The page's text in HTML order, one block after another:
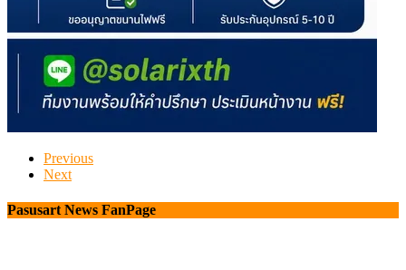
Previous
Next
Pasusart News FanPage